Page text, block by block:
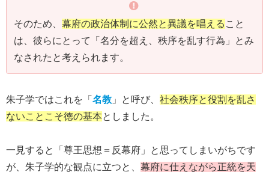
そのため、 幕府の政治体制に公然と異議を唱える こと
は、彼らにとって「名分を超え、秩序を乱す行為」とみ
なされたと考えられます。
朱子学ではこれを「 名教 」と呼び、 社会秩序と役割を乱さ
ないことこそ徳の基本としました。
一見すると「尊王思想＝反幕府」と思ってしまいがちです
が、朱子学的な観点に立つと、 幕府に仕えながら正統を天